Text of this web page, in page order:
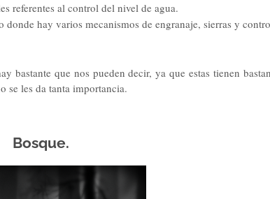
referentes al control del nivel de agua.
hay varios mecanismos de engranaje, sierras y
bastante que nos pueden decir, ya que estas tienen
se les da tanta importancia.
Bosque.